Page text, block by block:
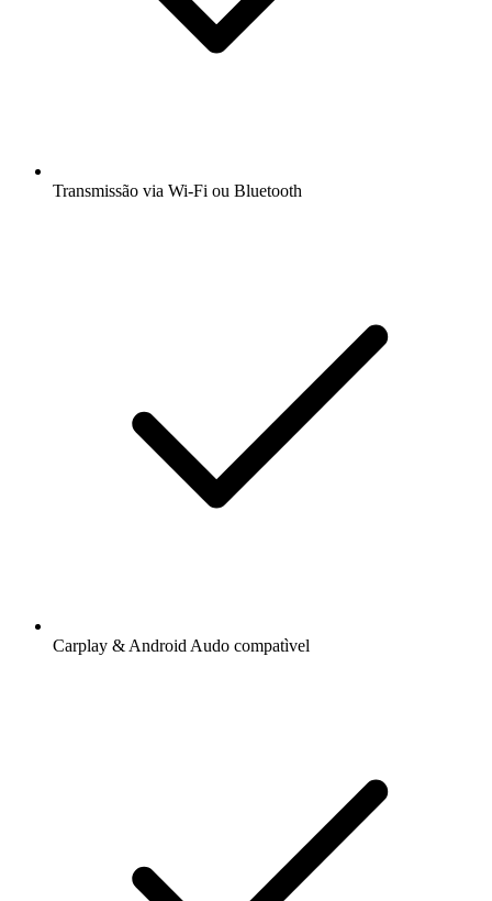
Transmissão via Wi-Fi ou Bluetooth
Carplay & Android Audo compatìvel